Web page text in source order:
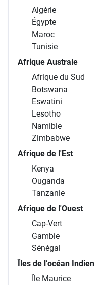
Algérie
Égypte
Maroc
Tunisie
Afrique Australe
Afrique du Sud
Botswana
Eswatini
Lesotho
Namibie
Zimbabwe
Afrique de l'Est
Kenya
Ouganda
Tanzanie
Afrique de l'Ouest
Cap-Vert
Gambie
Sénégal
Îles de l’océan Indien
Île Maurice